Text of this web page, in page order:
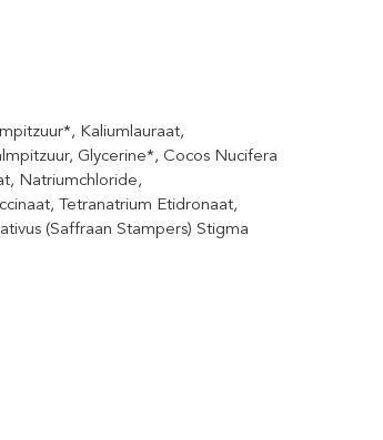
Kaliumlauraat,
Glycerine*, Cocos Nucifera
Natriumchloride,
Tetranatrium Etidronaat,
(Saffraan Stampers) Stigma